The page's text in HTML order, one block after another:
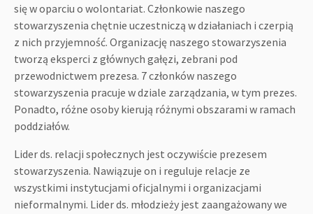
się w oparciu o wolontariat. Członkowie naszego
stowarzyszenia chętnie uczestniczą w działaniach i czerpią
z nich przyjemność. Organizację naszego stowarzyszenia
tworzą eksperci z głównych gałęzi, zebrani pod
przewodnictwem prezesa. 7 członków naszego
stowarzyszenia pracuje w dziale zarządzania, w tym prezes.
Ponadto, różne osoby kierują różnymi obszarami w ramach
poddziałów.
Lider ds. relacji społecznych jest oczywiście prezesem
stowarzyszenia. Nawiązuje on i reguluje relacje ze
wszystkimi instytucjami oficjalnymi i organizacjami
nieformalnymi. Lider ds. młodzieży jest zaangażowany we